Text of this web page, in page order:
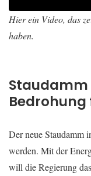
Hier ein Video, das
haben.
Staudamm
Der neue Staudamm
werden. Mit der
will die Regierung